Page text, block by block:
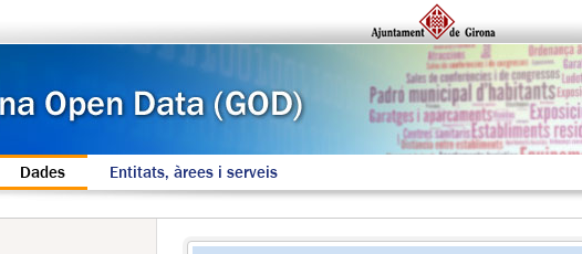
Dades Entitats, àrees i serveis